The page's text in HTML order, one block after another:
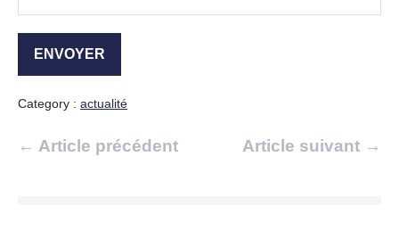
Category : actualité
Navigation
← Article précédent Article suivant →